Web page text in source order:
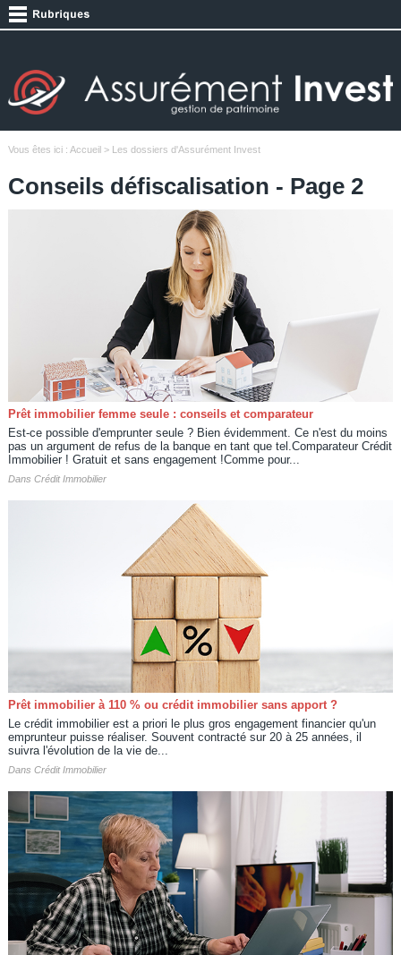
Vous êtes ici : Accueil> Les dossiers d'Assurément Invest
Conseils défiscalisation - Page 2
Prêt immobilier femme seule : conseils et comparateur
Est-ce possible d'emprunter seule ? Bien évidemment. Ce n'est du moins
pas un argument de refus de la banque en tant que tel.Comparateur Crédit
Immobilier ! Gratuit et sans engagement !Comme pour...
Dans Crédit Immobilier
Prêt immobilier à 110 % ou crédit immobilier sans apport ?
Le crédit immobilier est a priori le plus gros engagement financier qu'un
emprunteur puisse réaliser. Souvent contracté sur 20 à 25 années, il
suivra l'évolution de la vie de...
Dans Crédit Immobilier